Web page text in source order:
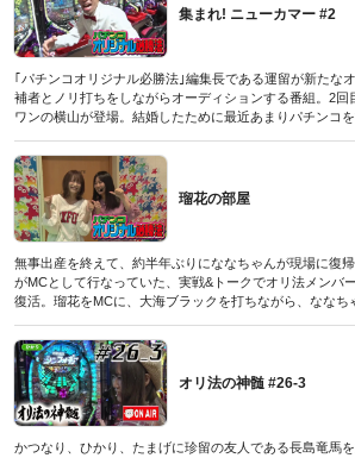
2019年6月20日発売号)
集まれ! ニューカマー #2
｢パチンコオリジナル必勝法｣編集長である運留が新たな
補者とノリ打ちをしながらオーディションする番組。2回
ワンの横山が登場。結婚したために最近あまりパチンコ
られたようだが、横山は運留にハマることができるか!?
(パチンコオリジナル必勝法デラックス2019年8月号付録
2019年6月20日発売号)
瑠花の部屋
無事出産を終えて、約半年ぶりにななちゃんが現場に復
がMCとして行なっていた、実戦&トークでオリ法メンバ
復活。瑠花をMCに、大海ブラックを打ちながら、ななち
目標は達成できるのか…!?
(パチンコオリジナル必勝法デラックス2019年8月号付録
2019年6月20日発売号)
オリ法の神髄 #26-3
かつなり、ひかり、たまげに珍留の友人である長島竜馬